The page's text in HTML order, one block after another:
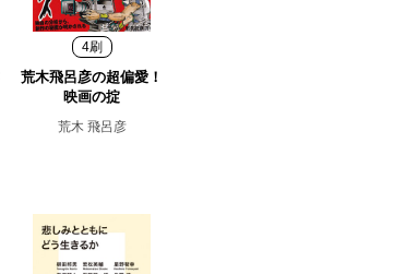
4刷
荒木飛呂彦の超偏愛！
映画の掟
荒木 飛呂彦